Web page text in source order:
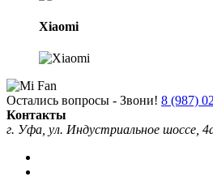
Xiaomi
Остались вопросы - Звони! 8 (987)
Контакты
г. Уфа, ул. Индустриальное шоссе,